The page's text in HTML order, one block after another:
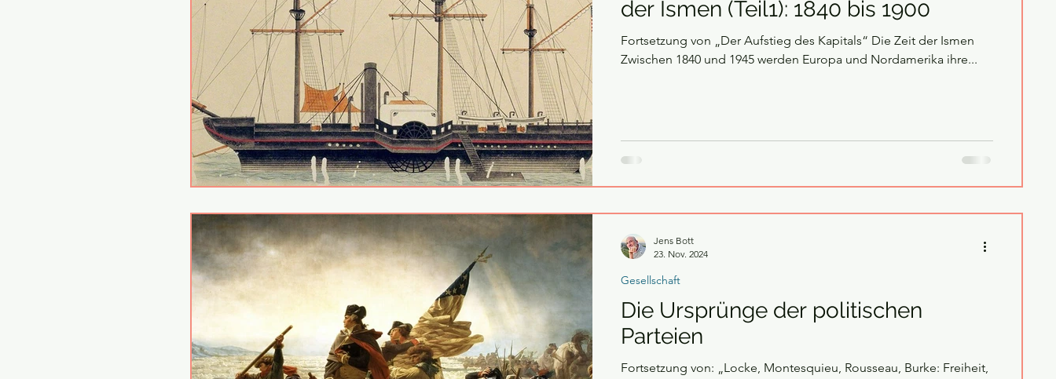
der Ismen (Teil1): 1840 bis 1900
Fortsetzung von „Der Aufstieg des Kapitals“ Die Zeit der Ismen
Zwischen 1840 und 1945 werden Europa und Nordamerika ihre...
Die Ursprünge der politischen
Parteien
Fortsetzung von: „Locke, Montesquieu, Rousseau, Burke: Freiheit,
Gesellschaft
Jens Bott
23. Nov. 2024